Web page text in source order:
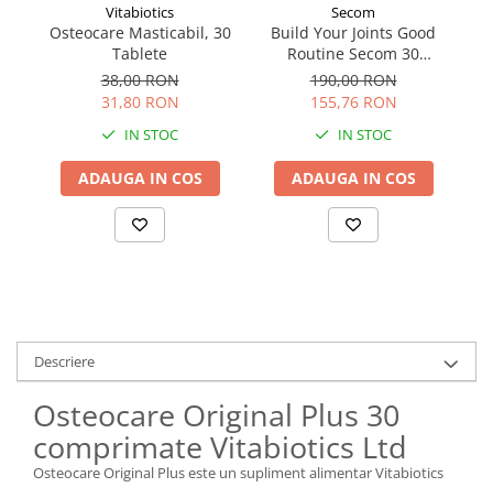
Vitabiotics
Osteocare Masticabil, 30
Tablete
38,00 RON
31,80 RON
IN STOC
ADAUGA IN COS
Secom
Build Your Joints Good
Routine Secom 30
capsule
190,00 RON
155,76 RON
IN STOC
ADAUGA IN COS
Descriere
Osteocare Original Plus 30
comprimate Vitabiotics Ltd
Osteocare Original Plus este un supliment alimentar Vitabiotics